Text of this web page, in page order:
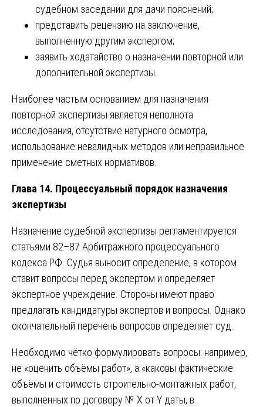
судебном заседании для дачи пояснений;
представить рецензию на заключение,
выполненную другим экспертом;
заявить ходатайство о назначении повторной или
дополнительной экспертизы.
Наиболее частым основанием для назначения
повторной экспертизы является неполнота
исследования, отсутствие натурного осмотра,
использование невалидных методов или неправильное
применение сметных нормативов.
Глава 14. Процессуальный порядок назначения
экспертизы
Назначение судебной экспертизы регламентируется
статьями 82–87 Арбитражного процессуального
кодекса РФ. Судья выносит определение, в котором
ставит вопросы перед экспертом и определяет
экспертное учреждение. Стороны имеют право
предлагать кандидатуры экспертов и вопросы. Однако
окончательный перечень вопросов определяет суд.
Необходимо чётко формулировать вопросы: например,
не «оценить объёмы работ», а «каковы фактические
объёмы и стоимость строительно-монтажных работ,
выполненных по договору № Х от Y даты, в